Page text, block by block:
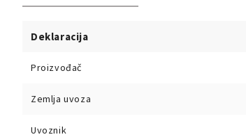
Deklaracija
Proizvođač
Zemlja uvoza
Uvoznik